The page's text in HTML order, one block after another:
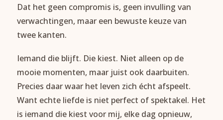
Dat het geen compromis is, geen invulling van
verwachtingen, maar een bewuste keuze van
twee kanten.
Iemand die blijft. Die kiest. Niet alleen op de
mooie momenten, maar juist ook daarbuiten.
Precies daar waar het leven zich écht afspeelt.
Want echte liefde is niet perfect of spektakel. Het
is iemand die kiest voor mij, elke dag opnieuw,